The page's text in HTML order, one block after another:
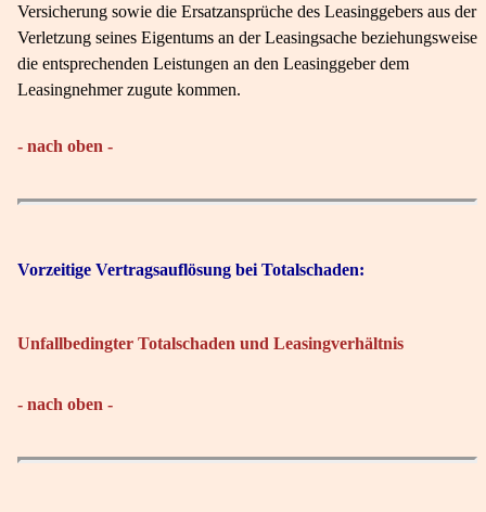
Versicherung sowie die Ersatzansprüche des Leasinggebers aus der
Verletzung seines Eigentums an der Leasingsache beziehungsweise
die entsprechenden Leistungen an den Leasinggeber dem
Leasingnehmer zugute kommen.
- nach oben -
Vorzeitige Vertragsauflösung bei Totalschaden:
Unfallbedingter Totalschaden und Leasingverhältnis
- nach oben -